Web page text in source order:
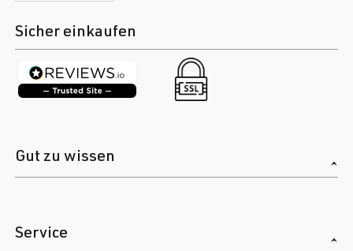
Sicher einkaufen
Gut zu wissen
Service